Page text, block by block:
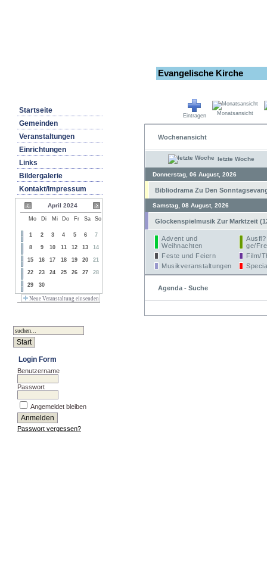
Evangelische Kirche
Startseite
Gemeinden
Veranstaltungen
Einrichtungen
Links
Bildergalerie
Kontakt/Impressum
April 2024
Mo Di Mi Do Fr Sa So
1 2 3 4 5 6 7
8 9 10 11 12 13 14
15 16 17 18 19 20 21
22 23 24 25 26 27 28
29 30
Neue Veranstaltung einsenden
Login Form
Benutzername
Passwort
Angemeldet bleiben
Passwort vergessen?
Eintragen Monatsansicht
Wochenansicht
letzte Woche
Donnerstag, 06 August, 2026
Bibliodrama Zu Den
Samstag, 08 August, 2026
Glockenspielmusik Zur Marktzeit
Advent und
Weihnachten
Ausfl?
ge/
Feste und Feiern
Film/
Musikveranstaltungen
Agenda - Suche